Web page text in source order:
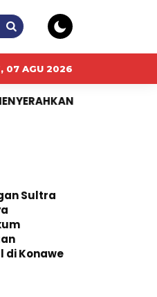
07 AGU 2026
Anytime Fitness Asia
Sultra
di Konawe